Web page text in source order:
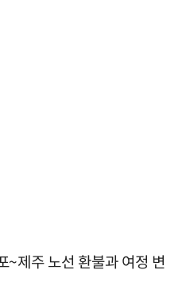
~제주 노선 환불과 여정 변